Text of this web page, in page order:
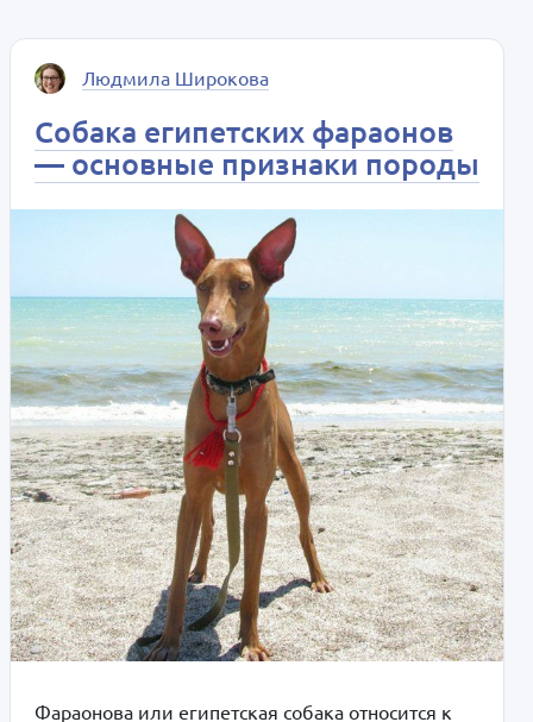
Людмила Широкова
Собака египетских фараонов
— основные признаки породы
Фараонова или египетская собака относится к